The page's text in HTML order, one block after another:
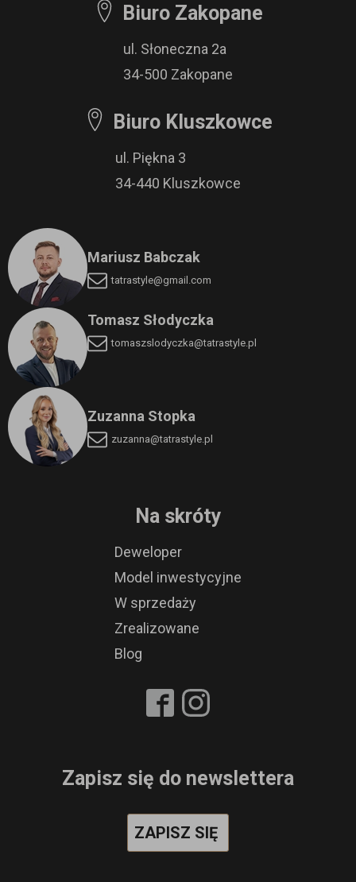
Biuro Zakopane
ul. Słoneczna 2a
34-500 Zakopane
Biuro Kluszkowce
ul. Piękna 3
34-440 Kluszkowce
Mariusz Babczak
tatrastyle@gmail.com
Tomasz Słodyczka
tomaszslodyczka@tatrastyle.pl
Zuzanna Stopka
zuzanna@tatrastyle.pl
Na skróty
Deweloper
Model inwestycyjne
W sprzedaży
Zrealizowane
Blog
Zapisz się do newslettera
ZAPISZ SIĘ